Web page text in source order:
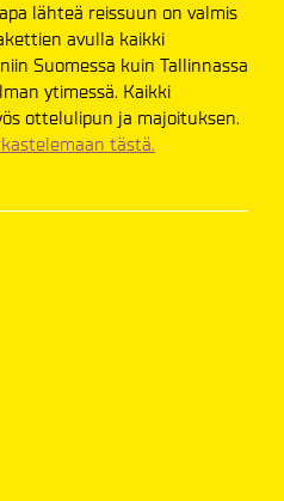
lähteä reissuun on valmis
avulla kaikki
Suomessa kuin Tallinnassa
ytimessä. Kaikki
ottelulipun ja majoituksen.
tästä.